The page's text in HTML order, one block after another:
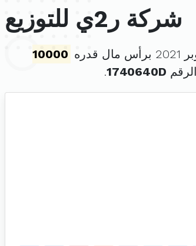
شركة ر2ي للتوزيع
10000
1740640D
.